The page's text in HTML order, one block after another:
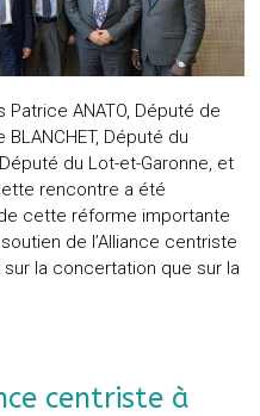
ANATO, Député de
Député du
du Lot-et-Garonne, et
rencontre a été
cette réforme importante
de l’Alliance centriste
la concertation que sur la
centriste à